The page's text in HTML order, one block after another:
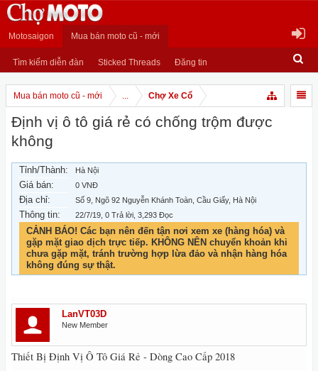
Motosaigon Mua bán moto cũ - mới
Tìm kiếm diễn đàn Sticked Threads Đăng tin
Mua bán moto cũ - mới ... Chợ Xe Cổ
Định vị ô tô giá rẻ có chống trộm được
không
Tỉnh/Thành: Hà Nội
Giá bán: 0 VNĐ
Địa chỉ: Số 9, Ngõ 92 Nguyễn Khánh Toàn, Cầu Giấy, Hà Nội
Thông tin: 22/7/19 , 0 Trả lời, 3,293 Đọc
CẢNH BÁO! Các bạn nên đến tận nơi xem xe (hàng hóa) và
gặp mặt giao dịch trực tiếp. KHÔNG NÊN chuyển khoản khi
chưa gặp mặt, tránh trường hợp lừa đảo và nhận hàng hóa
không đúng sự thật.
LanVT03D
New Member
Thiết Bị Định Vị Ô Tô Giá Rẻ - Dòng Cao Cấp 2018